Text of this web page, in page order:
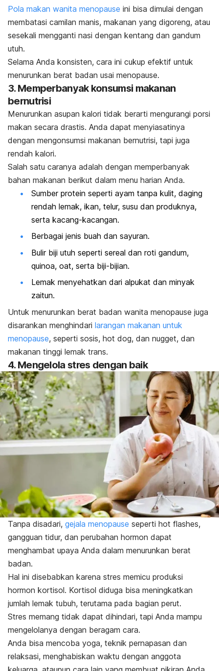
Pola makan wanita menopause ini bisa dimulai dengan
membatasi camilan manis, makanan yang digoreng, atau
sesekali mengganti nasi dengan kentang dan gandum
utuh.
Selama Anda konsisten, cara ini cukup efektif untuk
menurunkan berat badan usai menopause.
3. Memperbanyak konsumsi makanan
bernutrisi
Menurunkan asupan kalori tidak berarti mengurangi porsi
makan secara drastis. Anda dapat menyiasatinya
dengan mengonsumsi makanan bernutrisi, tapi juga
rendah kalori.
Salah satu caranya adalah dengan memperbanyak
bahan makanan berikut dalam menu harian Anda.
Sumber protein seperti ayam tanpa kulit, daging
rendah lemak, ikan, telur, susu dan produknya,
serta kacang-kacangan.
Berbagai jenis buah dan sayuran.
Bulir biji utuh seperti sereal dan roti gandum,
quinoa, oat, serta biji-bijian.
Lemak menyehatkan dari alpukat dan minyak
zaitun.
Untuk menurunkan berat badan wanita menopause juga
disarankan menghindari larangan makanan untuk
menopause, seperti sosis, hot dog, dan nugget, dan
makanan tinggi lemak trans.
4. Mengelola stres dengan baik
Tanpa disadari, gejala menopause seperti hot flashes,
gangguan tidur, dan perubahan hormon dapat
menghambat upaya Anda dalam menurunkan berat
badan.
Hal ini disebabkan karena stres memicu produksi
hormon kortisol. Kortisol diduga bisa meningkatkan
jumlah lemak tubuh, terutama pada bagian perut.
Stres memang tidak dapat dihindari, tapi Anda mampu
mengelolanya dengan beragam cara.
Anda bisa mencoba yoga, teknik pernapasan dan
relaksasi, menghabiskan waktu dengan anggota